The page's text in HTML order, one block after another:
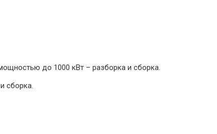
до 1000 кВт – разборка и сборка.
сборка.